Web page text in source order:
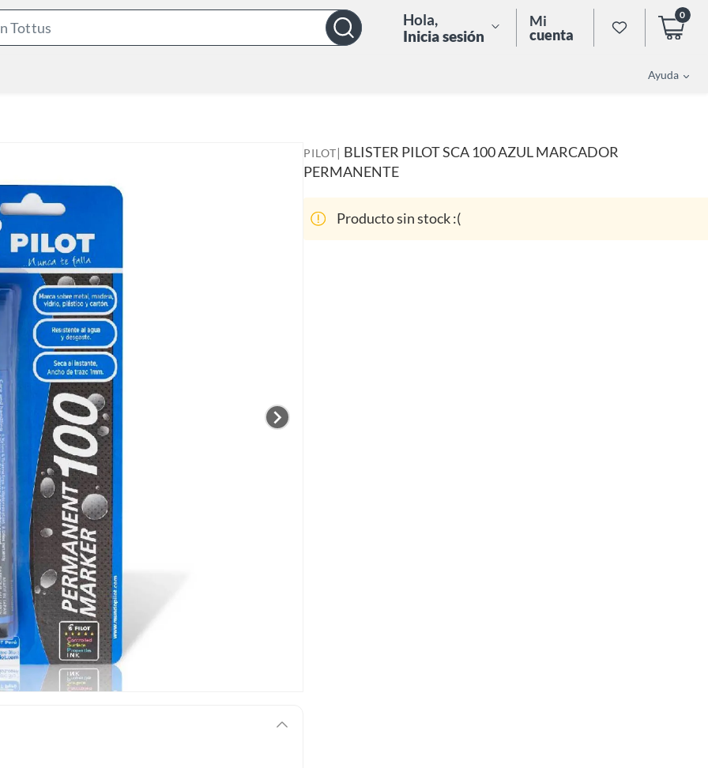
Hola,
Inicia sesión
Mi
cuenta
0
Ayuda
PILOT| BLISTER PILOT SCA 100 AZUL MARCADOR
PERMANENTE
Producto sin stock :(